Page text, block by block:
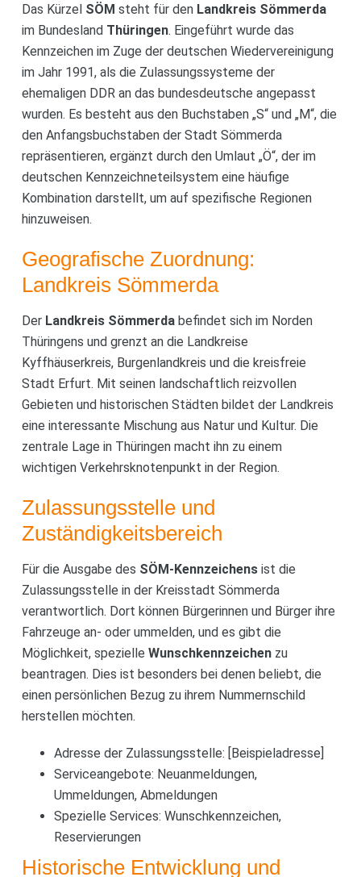
Das Kürzel SÖM steht für den Landkreis Sömmerda
im Bundesland Thüringen. Eingeführt wurde das
Kennzeichen im Zuge der deutschen Wiedervereinigung
im Jahr 1991, als die Zulassungssysteme der
ehemaligen DDR an das bundesdeutsche angepasst
wurden. Es besteht aus den Buchstaben „S“ und „M“, die
den Anfangsbuchstaben der Stadt Sömmerda
repräsentieren, ergänzt durch den Umlaut „Ö“, der im
deutschen Kennzeichneteilsystem eine häufige
Kombination darstellt, um auf spezifische Regionen
hinzuweisen.
Geografische Zuordnung:
Landkreis Sömmerda
Der Landkreis Sömmerdabefindet sich im Norden
Thüringens und grenzt an die Landkreise
Kyffhäuserkreis, Burgenlandkreis und die kreisfreie
Stadt Erfurt. Mit seinen landschaftlich reizvollen
Gebieten und historischen Städten bildet der Landkreis
eine interessante Mischung aus Natur und Kultur. Die
zentrale Lage in Thüringen macht ihn zu einem
wichtigen Verkehrsknotenpunkt in der Region.
Zulassungsstelle und
Zuständigkeitsbereich
Für die Ausgabe des SÖM-Kennzeichensist die
Zulassungsstelle in der Kreisstadt Sömmerda
verantwortlich. Dort können Bürgerinnen und Bürger ihre
Fahrzeuge an- oder ummelden, und es gibt die
Möglichkeit, spezielle Wunschkennzeichenzu
beantragen. Dies ist besonders bei denen beliebt, die
einen persönlichen Bezug zu ihrem Nummernschild
herstellen möchten.
Adresse der Zulassungsstelle: [Beispieladresse]
Serviceangebote: Neuanmeldungen,
Ummeldungen, Abmeldungen
Spezielle Services: Wunschkennzeichen,
Reservierungen
Historische Entwicklung und